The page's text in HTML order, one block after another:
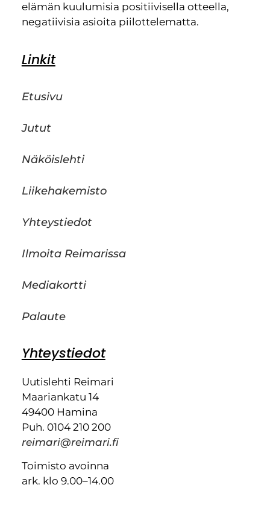
elämän kuulumisia positiivisella otteella,
negatiivisia asioita piilottelematta.
Linkit
Etusivu
Jutut
Näköislehti
Liikehakemisto
Yhteystiedot
Ilmoita Reimarissa
Mediakortti
Palaute
Yhteystiedot
Uutislehti Reimari
Maariankatu 14
49400 Hamina
Puh. 0104 210 200
reimari@reimari.fi
Toimisto avoinna
ark. klo 9.00–14.00